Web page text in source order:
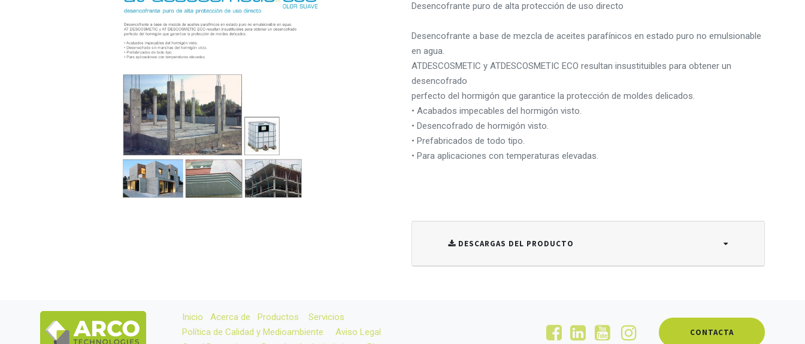
Desencofrante puro de alta protección de uso directo
Desencofrante a base de mezcla de aceites parafínicos en estado puro no emulsionable
en agua.
ATDESCOSMETIC y ATDESCOSMETIC ECO resultan insustituibles para obtener un
desencofrado
perfecto del hormigón que garantice la protección de moldes delicados.
• Acabados impecables del hormigón visto.
• Desencofrado de hormigón visto.
• Prefabricados de todo tipo.
• Para aplicaciones con temperaturas elevadas.
DESCARGAS DEL PRODUCTO
Inicio Acerca de Productos
Servicios
Política de Calidad y Medioambiente
Aviso Legal
CONTACTA